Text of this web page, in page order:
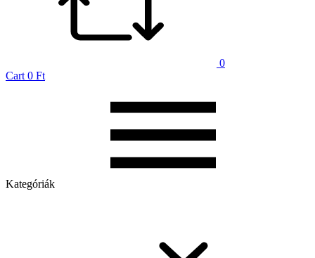
0
Cart 0 Ft
Kategóriák